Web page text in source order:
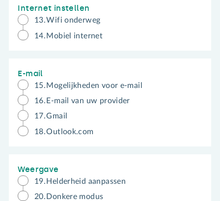
Internet instellen
13.Wifi onderweg
14. Mobiel internet
E-mail
15. Mogelijkheden voor e-mail
16. E-mail van uw provider
17.Gmail
18.Outlook.com
Weergave
19.Helderheid aanpassen
20. Donkere modus